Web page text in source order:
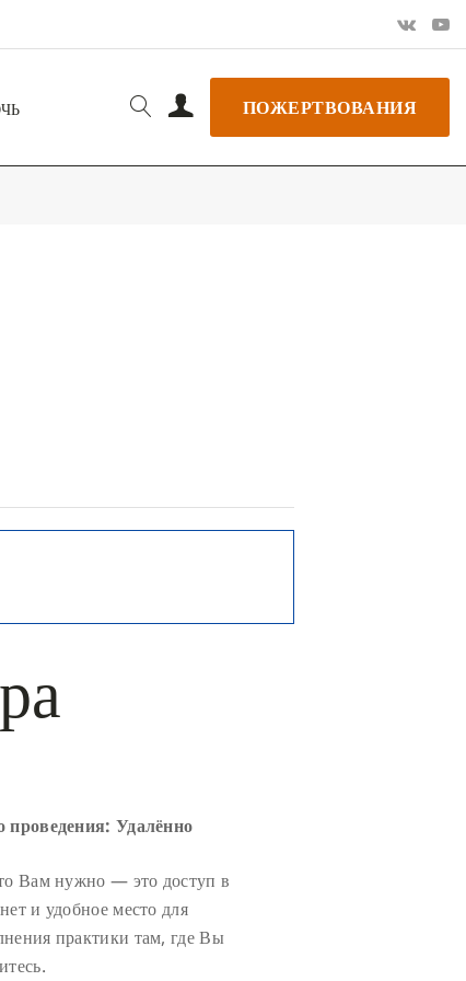
ПОЖЕРТВОВАНИЯ
проведения: Удалённо
Вам нужно — это доступ в
и удобное место для
практики там, где Вы